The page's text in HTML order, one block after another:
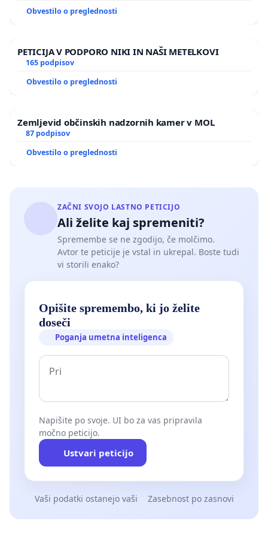
Obvestilo o preglednosti
PETICIJA V PODPORO NIKI IN NAŠI METELKOVI
165 podpisov
Obvestilo o preglednosti
Zemljevid občinskih nadzornih kamer v MOL
87 podpisov
Obvestilo o preglednosti
ZAČNI SVOJO LASTNO PETICIJO
Ali želite kaj spremeniti?
Spremembe se ne zgodijo, če molčimo.
Avtor te peticije je vstal in ukrepal. Boste tudi
vi storili enako?
Opišite spremembo, ki jo želite
doseči
Poganja umetna inteligenca
Napišite po svoje. UI bo za vas pripravila
močno peticijo.
Ustvari peticijo
Vaši podatki ostanejo vaši Zasebnost po zasnovi